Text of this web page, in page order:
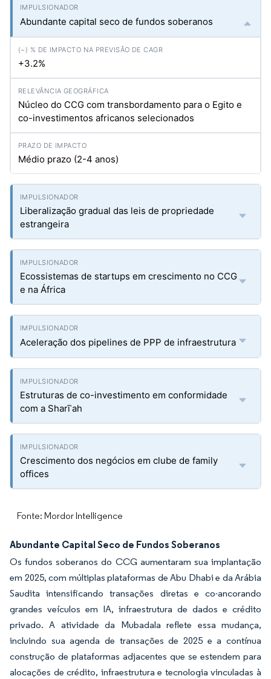
Abundante capital seco de fundos soberanos
+3.2%
Núcleo do CCG com transbordamento para o Egito e
co-investimentos africanos selecionados
Médio prazo (2-4 anos)
Liberalização gradual das leis de propriedade
estrangeira
Ecossistemas de startups em crescimento no CCG
e na África
Aceleração dos pipelines de PPP de infraestrutura
Estruturas de co-investimento em conformidade
com a Sharīʿah
Crescimento dos negócios em clube de family
offices
Fonte: Mordor Intelligence
Abundante Capital Seco de Fundos Soberanos
Os fundos soberanos do CCG aumentaram sua implantação
em 2025, com múltiplas plataformas de Abu Dhabi e da Arábia
Saudita intensificando transações diretas e co-ancorando
grandes veículos em IA, infraestrutura de dados e crédito
privado. A atividade da Mubadala reflete essa mudança,
incluindo sua agenda de transações de 2025 e a contínua
construção de plataformas adjacentes que se estendem para
alocações de crédito, infraestrutura e tecnologia vinculadas à